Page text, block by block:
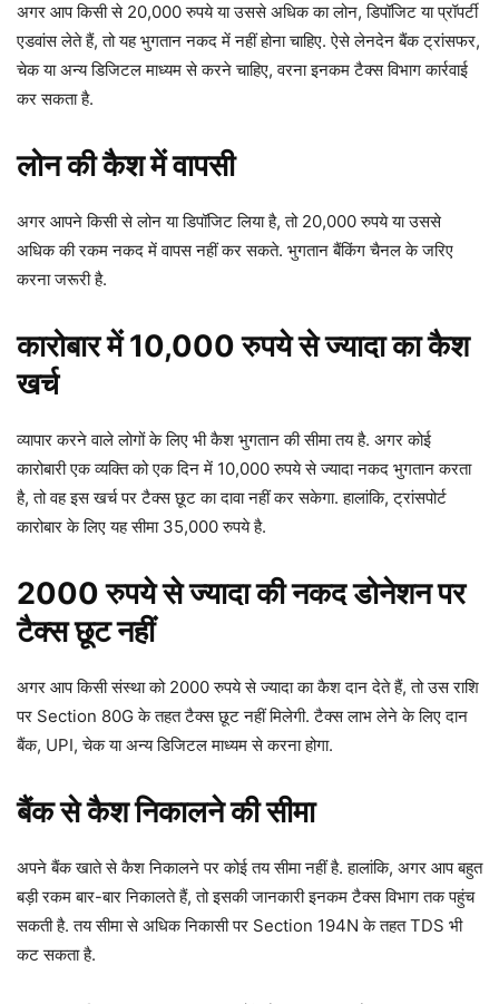
अगर आप किसी से 20,000 रुपये या उससे अधिक का लोन, डिपॉजिट या प्रॉपर्टी
एडवांस लेते हैं, तो यह भुगतान नकद में नहीं होना चाहिए. ऐसे लेनदेन बैंक ट्रांसफर,
चेक या अन्य डिजिटल माध्यम से करने चाहिए, वरना इनकम टैक्स विभाग कार्रवाई
कर सकता है.
लोन की कैश में वापसी
अगर आपने किसी से लोन या डिपॉजिट लिया है, तो 20,000 रुपये या उससे
अधिक की रकम नकद में वापस नहीं कर सकते. भुगतान बैंकिंग चैनल के जरिए
करना जरूरी है.
कारोबार में 10,000 रुपये से ज्यादा का कैश
खर्च
व्यापार करने वाले लोगों के लिए भी कैश भुगतान की सीमा तय है. अगर कोई
कारोबारी एक व्यक्ति को एक दिन में 10,000 रुपये से ज्यादा नकद भुगतान करता
है, तो वह इस खर्च पर टैक्स छूट का दावा नहीं कर सकेगा. हालांकि, ट्रांसपोर्ट
कारोबार के लिए यह सीमा 35,000 रुपये है.
2000 रुपये से ज्यादा की नकद डोनेशन पर
टैक्स छूट नहीं
अगर आप किसी संस्था को 2000 रुपये से ज्यादा का कैश दान देते हैं, तो उस राशि
पर Section 80G के तहत टैक्स छूट नहीं मिलेगी. टैक्स लाभ लेने के लिए दान
बैंक, UPI, चेक या अन्य डिजिटल माध्यम से करना होगा.
बैंक से कैश निकालने की सीमा
अपने बैंक खाते से कैश निकालने पर कोई तय सीमा नहीं है. हालांकि, अगर आप बहुत
बड़ी रकम बार-बार निकालते हैं, तो इसकी जानकारी इनकम टैक्स विभाग तक पहुंच
सकती है. तय सीमा से अधिक निकासी पर Section 194N के तहत TDS भी
कट सकता है.